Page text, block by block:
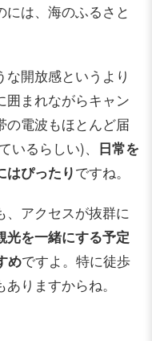
には、海のふるさと
開放感というより
囲まれながらキャン
の電波もほとんど届
いるらしい)、 日常を
はぴったりですね。
、アクセスが抜群に
光を一緒にする予定
めですよ。特に徒歩
りますからね。